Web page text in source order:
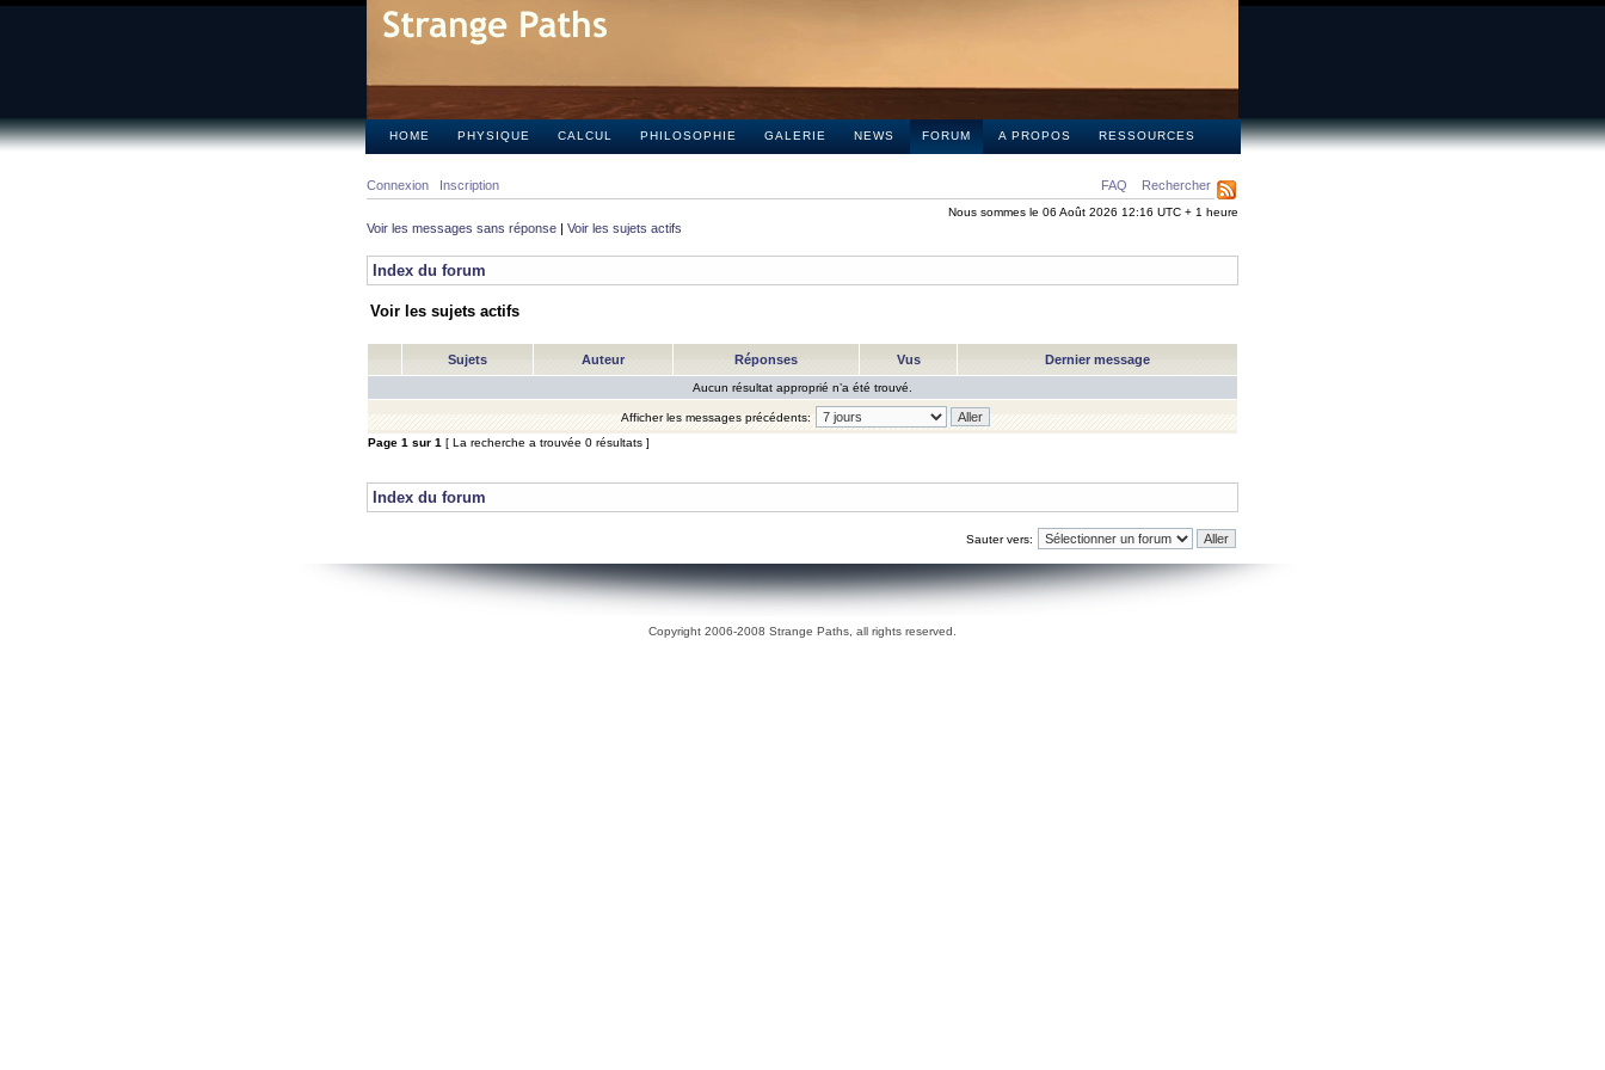
HOME PHYSIQUE CALCUL PHILOSOPHIE GALERIE NEWS FORUM A PROPOS RESSOURCES
FAQ Rechercher
Connexion Inscription
Nous sommes le 06 Août 2026 12:16 UTC + 1 heure
Voir les messages sans réponse | Voir les sujets actifs
Index du forum
Voir les sujets actifs
Sujets Auteur Réponses Vus Dernier message
Aucun résultat approprié n’a été trouvé.
Afficher les messages précédents:
Page 1 sur 1 [ La recherche a trouvée 0 résultats ]
Index du forum
Sauter vers:
Copyright 2006-2008 Strange Paths, all rights reserved.